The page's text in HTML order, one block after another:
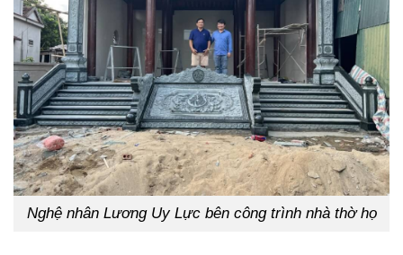
Nghệ nhân Lương Uy Lực bên công trình nhà thờ họ